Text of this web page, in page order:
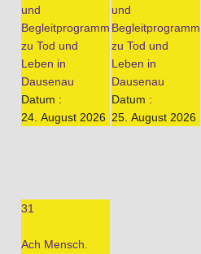
und
Begleitprogramm
zu Tod und
Leben in
Dausenau
Datum :
24. August 2026
und
Begleitprogramm
zu Tod und
Leben in
Dausenau
Datum :
25. August 2026
31
Ach Mensch.